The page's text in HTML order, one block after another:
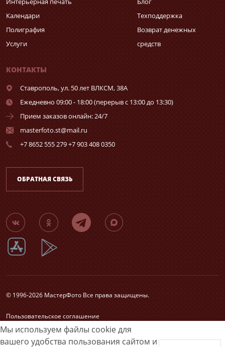
Мы используем файлы cookie для
вашего удобства пользования сайтом и
Календари
Полиграфия
Услуги
Техподдержка
Возврат денежных
средств
КОНТАКТЫ
Ставрополь,ул. 50 лет ВЛКСМ, 38А
Ежедневно 09:00 - 18:00 (перерыв с 13:00 до 13:30)
Прием заказов онлайн: 24/7
masterfoto.st@mail.ru
+7 8652 555 279 +7 903 408 0350
ОБРАТНАЯ СВЯЗЬ
© 1996-2026 МастерФото Все права защищены.
Пользовательское соглашение
Согласие на обработку персональных данных
Карта сайта